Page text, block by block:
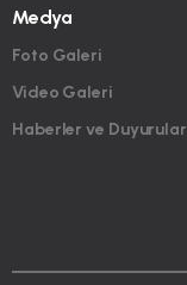
Medya
Foto Galeri
Video Galeri
Haberler ve Duyurular